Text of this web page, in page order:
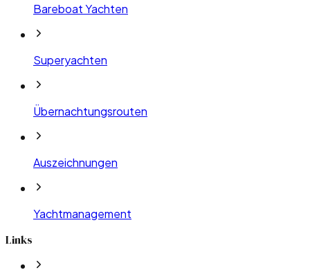
Bareboat Yachten
Superyachten
Übernachtungsrouten
Auszeichnungen
Yachtmanagement
Links